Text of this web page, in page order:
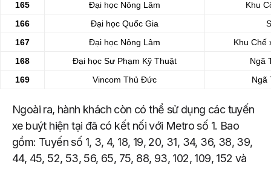
165 Đại học Nông Lâm
Khu
166
Đại học Quốc Gia
167
Đại học Nông Lâm
Khu Chế
168
Đại học Sư Phạm Kỹ Thuật
Ngã
169
Vincom Thủ Đức Ngã
Ngoài ra, hành khách còn có thể sử dụng các tuyến
xe buýt hiện tại đã có kết nối với Metro số 1. Bao
gồm: Tuyến số 1, 3, 4, 18, 19, 20, 31, 34, 36, 38, 39,
44, 45, 52, 53, 56, 65, 75, 88, 93, 102, 109, 152 và